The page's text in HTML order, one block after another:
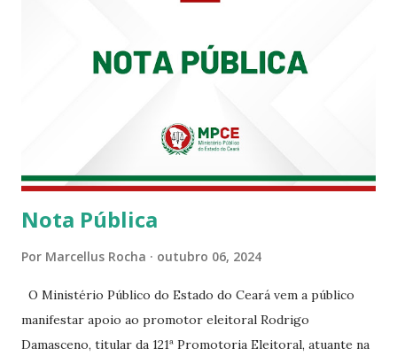
Nota Pública
Por Marcellus Rocha outubro 06, 2024
O Ministério Público do Estado do Ceará vem a público
manifestar apoio ao promotor eleitoral Rodrigo
Damasceno, titular da 121ª Promotoria Eleitoral, atuante na